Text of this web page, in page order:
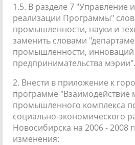
1.5. В разделе 7 "Управление
реализации Программы"
промышленности, науки и
заменить словами
промышленности,
предпринимательства мэрии".
2. Внести в приложение к
программе "Взаимодействие
промышленного комплекса
социально-экономического
Новосибирска на 2006 - 2008
изменения: